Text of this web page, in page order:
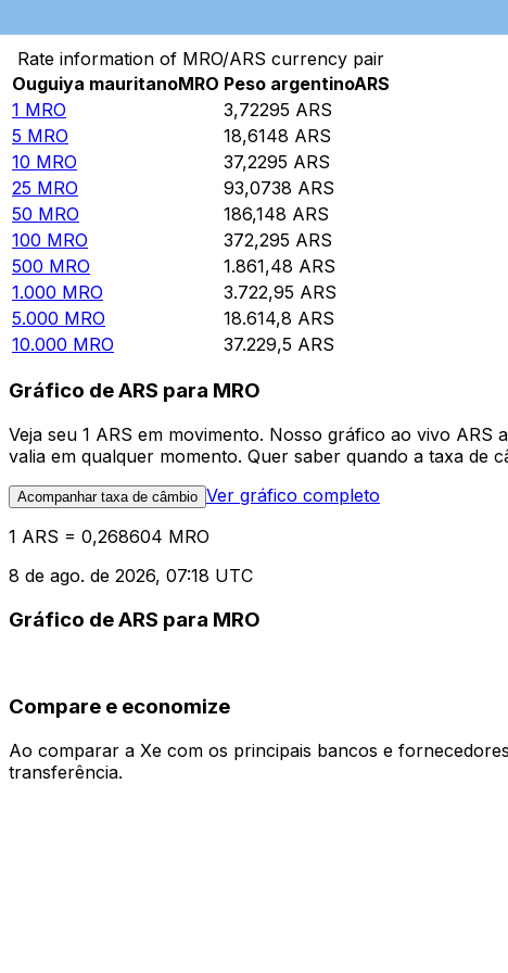
Rate information of MRO/ARS currency pair
Ouguiya mauritanoMRO Peso argentinoARS
1 MRO 3,72295 ARS
5 MRO 18,6148 ARS
10 MRO 37,2295 ARS
25 MRO 93,0738 ARS
50 MRO 186,148 ARS
100 MRO 372,295 ARS
500 MRO 1.861,48 ARS
1.000 MRO 3.722,95 ARS
5.000 MRO 18.614,8 ARS
10.000 MRO 37.229,5 ARS
Gráfico de ARS para MRO
Veja seu 1 ARS em movimento. Nosso gráfico ao vivo ARS
valia em qualquer momento. Quer saber quando a taxa de
Acompanhar taxa de câmbio Ver gráfico completo
1 ARS = 0,268604 MRO
8 de ago. de 2026, 07:18 UTC
Gráfico de ARS para MRO
Compare e economize
Ao comparar a Xe com os principais bancos e
transferência.